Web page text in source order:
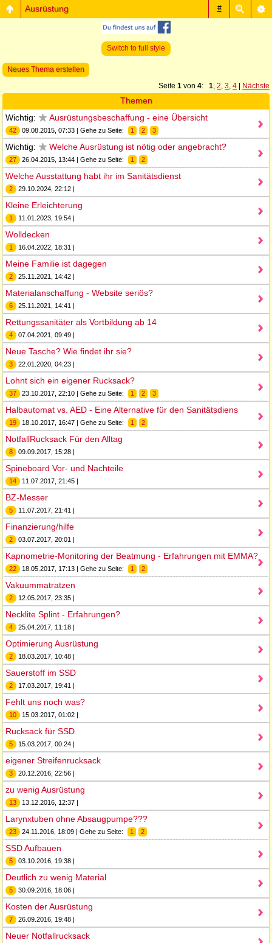
#
Ausrüstung
Switch to full style
Neues Thema erstellen
Seite 1 von 4: 1, 2, 3, 4 Nächste
Themen
Wichtig:
Ausrüstungsbeschaffung - eine Übersicht
42 09.08.2015, 07:33 | Gehe zu Seite: 1 2 3
Wichtig: Welche Ausrüstung ist nötig oder angebracht?
27 26.04.2015, 13:44 | Gehe zu Seite: 1 2
Welche Ausstattung habt ihr im Sanitätsdienst
2 29.10.2024, 22:12 |
Kleine Erleichterung
1 11.01.2023, 19:54 |
Wolldecken
1 16.04.2022, 18:31 |
Meine Familie ist dagegen
2 25.11.2021, 14:42 |
Materialanschaffung - Website seriös?
6 25.11.2021, 14:41 |
Rettungssanitäter als Vortbildung ab 14
4 07.04.2021, 09:49 |
Neue Tasche? Wie findet ihr sie?
3 22.01.2020, 04:23 |
Lohnt sich ein eigener Rucksack?
37 23.10.2017, 22:10 | Gehe zu Seite: 1 2 3
Halbautomat vs. AED - Eine Alternative für den Sanitätsdiens
19 18.10.2017, 16:47 | Gehe zu Seite: 1 2
NotfallRucksack Für den Alltag
8 09.09.2017, 15:28 |
Spineboard Vor- und Nachteile
14 11.07.2017, 21:45 |
BZ-Messer
5 11.07.2017, 21:41 |
Finanzierung/hilfe
2 03.07.2017, 20:01 |
Kapnometrie-Monitoring der Beatmung - Erfahrungen mit EMMA?
22 18.05.2017, 17:13 | Gehe zu Seite: 1 2
Vakuummatratzen
2 12.05.2017, 23:35 |
Necklite Splint - Erfahrungen?
4 25.04.2017, 11:18 |
Optimierung Ausrüstung
2 18.03.2017, 10:48 |
Sauerstoff im SSD
2 17.03.2017, 19:41 |
Fehlt uns noch was?
10 15.03.2017, 01:02 |
Rucksack für SSD
5 15.03.2017, 00:24 |
eigener Streifenrucksack
3 20.12.2016, 22:56 |
zu wenig Ausrüstung
13 13.12.2016, 12:37 |
Larynxtuben ohne Absaugpumpe???
23 24.11.2016, 18:09 | Gehe zu Seite: 1 2
SSD Aufbauen
5 03.10.2016, 19:38 |
Deutlich zu wenig Material
5 30.09.2016, 18:06 |
Kosten der Ausrüstung
7 26.09.2016, 19:48 |
Neuer Notfallrucksack